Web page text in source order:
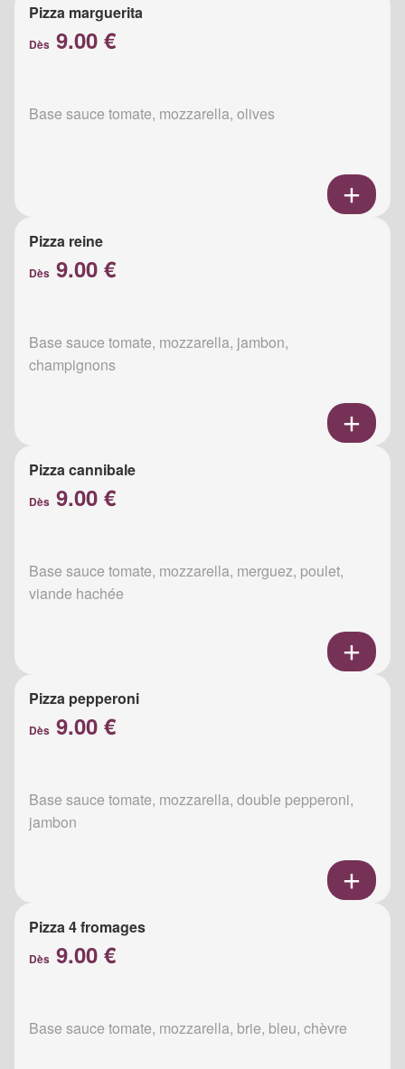
Pizza marguerita
Dès 9.00 €
Base sauce tomate, mozzarella, olives
Pizza reine
Dès 9.00 €
Base sauce tomate, mozzarella, jambon,
champignons
Pizza cannibale
Dès 9.00 €
Base sauce tomate, mozzarella, merguez, poulet,
viande hachée
Pizza pepperoni
Dès 9.00 €
Base sauce tomate, mozzarella, double pepperoni,
jambon
Pizza 4 fromages
Dès 9.00 €
Base sauce tomate, mozzarella, brie, bleu, chèvre